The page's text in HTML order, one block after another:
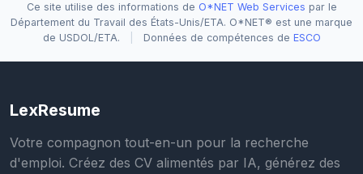
Ce site utilise des informations de O*NET Web Services par le
Département du Travail des États-Unis/ETA. O*NET® est une marque
de USDOL/ETA.
Données de compétences de ESCO
LexResume
Votre compagnon tout-en-un pour la recherche
d'emploi. Créez des CV alimentés par IA, générez des